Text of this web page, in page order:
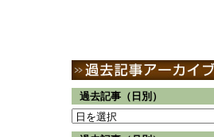
過去記事（日別）